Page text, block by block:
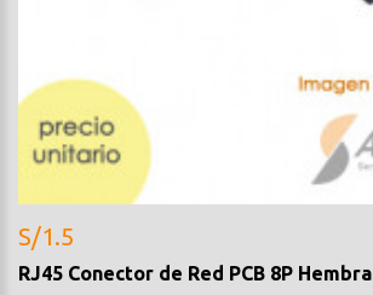
S/1.5
RJ45 Conector de Red PCB 8P Hembra